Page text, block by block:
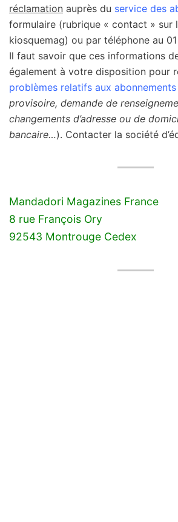
réclamation auprès du service des
formulaire (rubrique « contact » sur
kiosquemag) ou par téléphone au
Il faut savoir que ces informations
également à votre disposition pour
problèmes relatifs aux abonnements
provisoire, demande de
changements d’adresse ou de
bancaire…). Contacter la société
Mandadori Magazines France
8 rue François Ory
92543 Montrouge Cedex